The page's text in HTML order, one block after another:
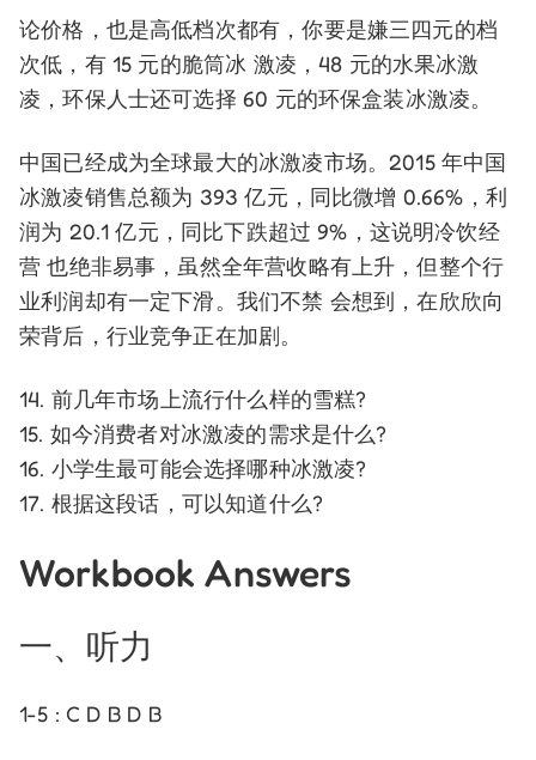
论价格，也是高低档次都有，你要是嫌三四元的档
次低，有 15 元的脆筒冰 激凌，48 元的水果冰激
凌，环保人士还可选择 60 元的环保盒装冰激凌。
中国已经成为全球最大的冰激凌市场。2015 年中国
冰激凌销售总额为 393 亿元，同比微增 0.66%，利
润为 20.1 亿元，同比下跌超过 9%，这说明冷饮经
营 也绝非易事，虽然全年营收略有上升，但整个行
业利润却有一定下滑。我们不禁 会想到，在欣欣向
荣背后，行业竞争正在加剧。
14. 前几年市场上流行什么样的雪糕?
15. 如今消费者对冰激凌的需求是什么?
16. 小学生最可能会选择哪种冰激凌?
17. 根据这段话，可以知道什么?
Workbook Answers
一、听力
1-5 : C D B D B